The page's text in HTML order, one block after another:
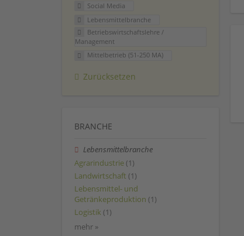
Social Media
Lebensmittelbranche
Betriebswirtschaftslehre /
Management
Mittelbetrieb (51-250 MA)
Zurücksetzen
BRANCHE
Lebensmittelbranche
Agrarindustrie (1)
Landwirtschaft (1)
Lebensmittel- und
Getränkeproduktion (1)
Logistik (1)
mehr »